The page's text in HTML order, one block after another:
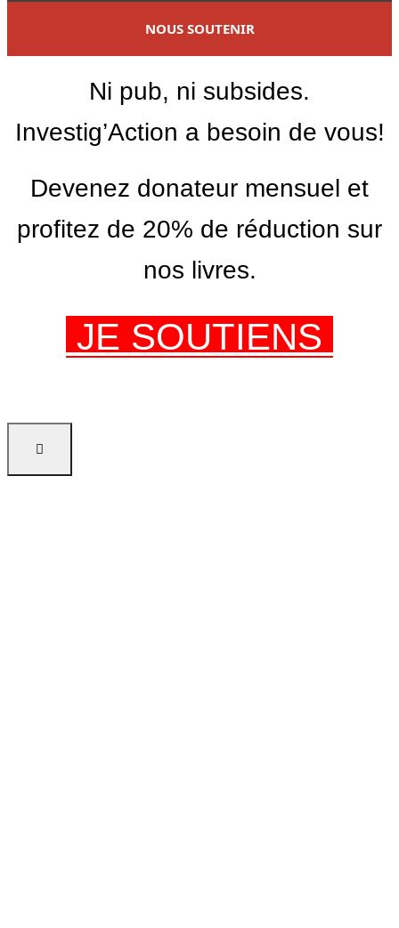
NOUS SOUTENIR
Ni pub, ni subsides.
Investig’Action a besoin de vous!
Devenez donateur mensuel et
profitez de 20% de réduction sur
nos livres.
JE SOUTIENS